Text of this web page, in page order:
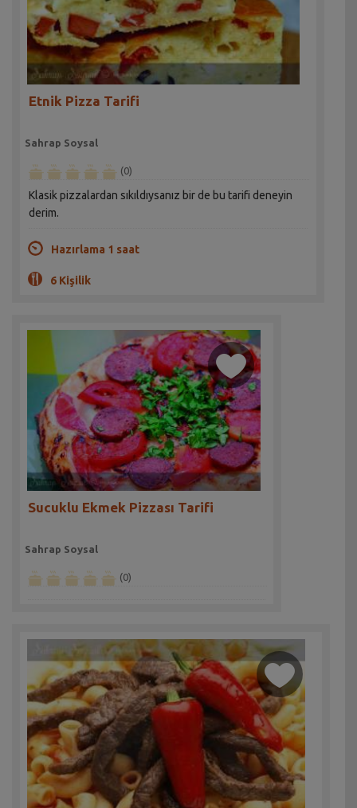
Etnik Pizza Tarifi
Sahrap Soysal
(0)
Klasik pizzalardan sıkıldıysanız bir de bu tarifi deneyin
derim.
Hazırlama 1 saat
6 Kişilik
Sucuklu Ekmek Pizzası Tarifi
Sahrap Soysal
(0)